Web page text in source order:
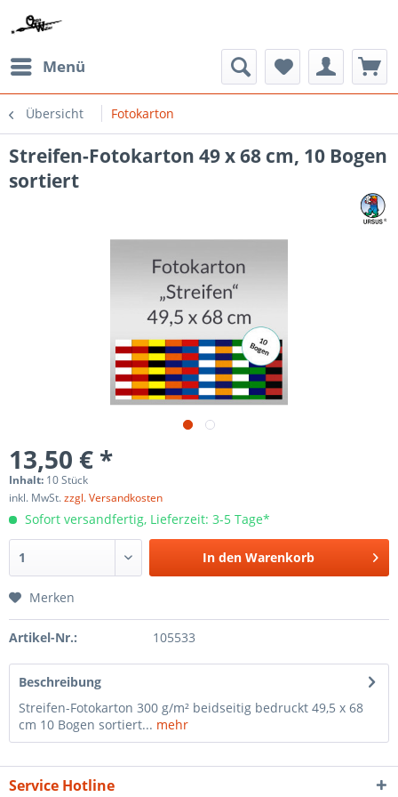
Menü
Übersicht Fotokarton
Streifen-Fotokarton 49 x 68 cm, 10 Bogen
sortiert
13,50 € *
Inhalt: 10 Stück
inkl. MwSt.zzgl. Versandkosten
Sofort versandfertig, Lieferzeit: 3-5 Tage*
In den Warenkorb
Merken
Artikel-Nr.: 105533
Beschreibung
Streifen-Fotokarton 300 g/m² beidseitig bedruckt 49,5 x 68
cm 10 Bogen sortiert... mehr
Service Hotline